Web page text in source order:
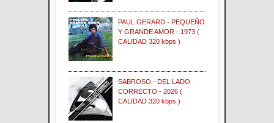
PAUL GERARD - PEQUEÑO
Y GRANDE AMOR - 1973 (
CALIDAD 320 kbps )
SABROSO - DEL LADO
CORRECTO - 2026 (
CALIDAD 320 kbps )